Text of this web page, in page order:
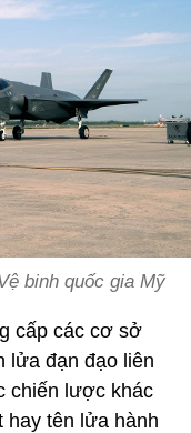
binh quốc gia Mỹ
cấp các cơ sở
lửa đạn đạo liên
chiến lược khác
hay tên lửa hành